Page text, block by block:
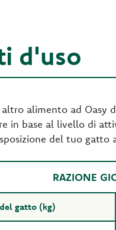
d'uso
alimento ad Oasy
in base al livello di
del tuo
RAZIONE
gatto (kg)